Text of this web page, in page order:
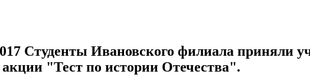
Студенты Ивановского филиала приняли
акции "Тест по истории Отечества".